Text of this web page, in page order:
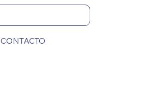
CONTACTO